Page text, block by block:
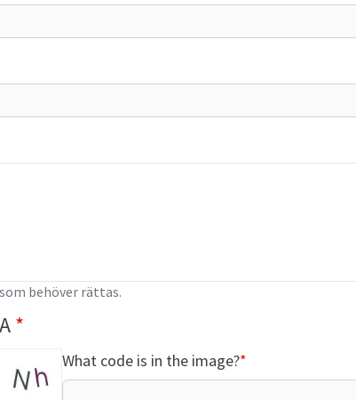
behöver rättas.
What code is in the image?